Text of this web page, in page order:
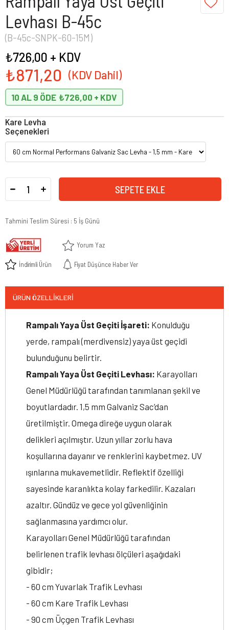
Levhası B-45c
(B-45c-SNPK-60-15M)
₺871,20
₺726,00 + KDV
10 AL 9 ÖDE ₺726,00
Kare Levha
Seçenekleri
Tahmini Teslim Süresi : 5 İş Günü
Yorum Yaz
İndirimli Ürün Fiyat Düşünce Haber Ver
ÜRÜN ÖZELLIKLERI
Rampalı Yaya Üst Geçiti İşareti: Konulduğu
yerde, rampalı (merdivensiz) yaya üst geçidi
bulunduğunu belirtir.
Rampalı Yaya Üst Geçiti Levhası: Karayolları
Genel Müdürlüğü tarafından tanımlanan şekil ve
boyutlardadır. 1,5 mm Galvaniz Sac’dan
üretilmiştir. Omega direğe uygun olarak
delikleri açılmıştır. Uzun yıllar zorlu hava
koşullarına dayanır ve renklerini kaybetmez. UV
ışınlarına mukavemetlidir. Reflektif özelliği
sayesinde karanlıkta kolay farkedilir. Kazaları
azaltır. Gündüz ve gece yol güvenliğinin
sağlanmasına yardımcı olur.
Karayolları Genel Müdürlüğü tarafından
belirlenen trafik levhası ölçüleri aşağıdaki
gibidir;
- 60 cm Yuvarlak Trafik Levhası
- 60 cm Kare Trafik Levhası
- 90 cm Üçgen Trafik Levhası